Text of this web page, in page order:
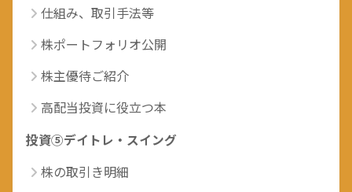
仕組み、取引手法等
株ポートフォリオ公開
株主優待ご紹介
高配当投資に役立つ本
投資⑤デイトレ・スイング
株の取引き明細